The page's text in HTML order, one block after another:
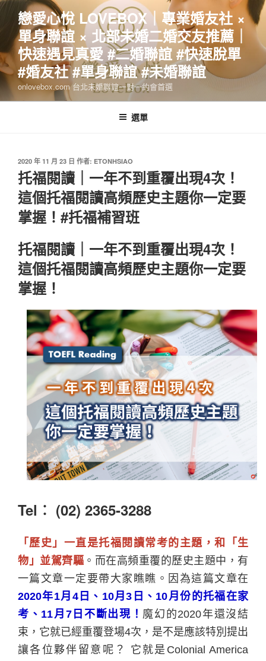
跳
主
要
內
容
戀愛心悅 LOVEBOX｜專業婚友社 ×
單身聯誼 × 北部未婚二婚交友推薦｜
快速遇見真愛 #二婚聯誼 #快速脫單
#婚友社 #單身聯誼 #未婚聯誼
onlovebox.com 台北未婚聯誼一對一約會首選
選單
發
佈
於
2020 年 11 月 23 日 作者: ETONHSIAO
托福閱讀｜一年不到重覆出現4次！
這個托福閱讀高頻歷史主題你一定要
掌握！#托福補習班
托福閱讀｜一年不到重覆出現4次！
這個托福閱讀高頻歷史主題你一定要
掌握！
Tel︰ (02) 2365-3288
「歷史」一直是托福閱讀常考的主題，和「生
物」並駕齊驅 。而在高頻重覆的歷史主題中，有
一篇文章一定要帶大家瞧瞧。因為這篇文章在
2020年1月 4日、 10月3 日、 10月份的托福在家
考、 11月 7日不斷出現！ 魔幻的2020年還沒結
束，它就已經重覆登場4次，是不是應該特別提出
讓各位夥伴留意呢？
它就是 Colonial America